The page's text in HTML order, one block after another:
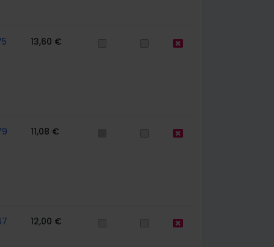
13,60 €
11,08 €
12,00 €